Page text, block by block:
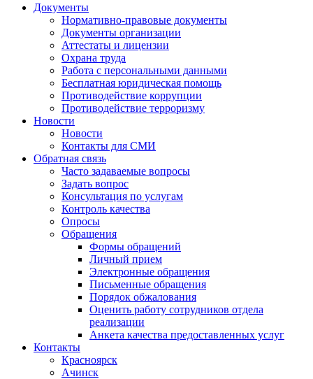
Документы
Нормативно-правовые документы
Документы организации
Аттестаты и лицензии
Охрана труда
Работа с персональными данными
Бесплатная юридическая помощь
Противодействие коррупции
Противодействие терроризму
Новости
Новости
Контакты для СМИ
Обратная связь
Часто задаваемые вопросы
Задать вопрос
Консультация по услугам
Контроль качества
Опросы
Обращения
Формы обращений
Личный прием
Электронные обращения
Письменные обращения
Порядок обжалования
Оценить работу сотрудников отдела
реализации
Анкета качества предоставленных услуг
Контакты
Красноярск
Ачинск